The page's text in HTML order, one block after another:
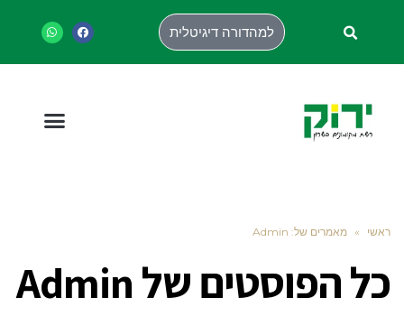
למהדורה דיגיטלית
ראשי » מאמרים של: Admin
כל הפוסטים שלAdmin